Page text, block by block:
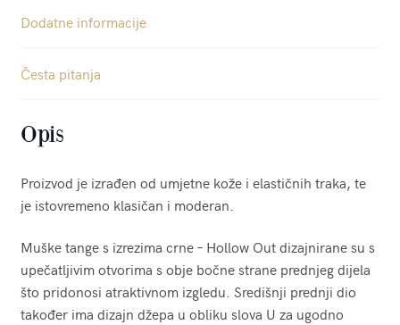
Dodatne informacije
Česta pitanja
Opis
Proizvod je izrađen od umjetne kože i elastičnih traka, te
je istovremeno klasičan i moderan.
Muške tange s izrezima crne – Hollow Out dizajnirane su s
upečatljivim otvorima s obje bočne strane prednjeg dijela
što pridonosi atraktivnom izgledu. Središnji prednji dio
također ima dizajn džepa u obliku slova U za ugodno